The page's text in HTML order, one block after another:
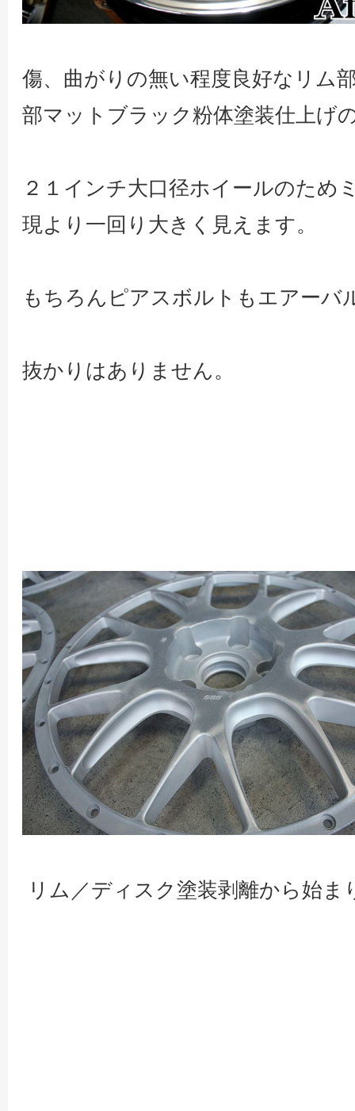
傷、曲がりの無い程度良好なリム
部マットブラック粉体塗装仕上げ
２１インチ大口径ホイールのため
現より一回り大きく見えます。
もちろんピアスボルトもエアーバ
抜かりはありません。
リム／ディスク塗装剥離から始